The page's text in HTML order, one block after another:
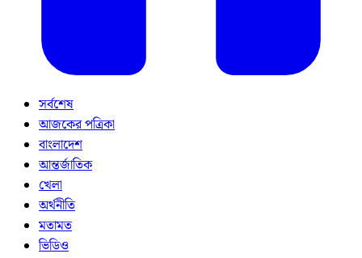
সর্বশেষ
আজকের পত্রিকা
বাংলাদেশ
আন্তর্জাতিক
খেলা
অর্থনীতি
মতামত
ভিডিও